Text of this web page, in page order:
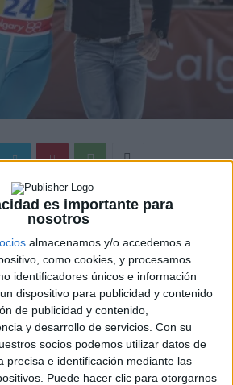
es importante para
nosotros
almacenamos y/o accedemos a
como cookies, y procesamos
identificadores únicos e información
dispositivo para publicidad y contenido
de publicidad y contenido,
y desarrollo de servicios. Con su
socios podemos utilizar datos de
precisa e identificación mediante las
Puede hacer clic para otorgarnos
presentado también durante la final
anuncio de
en hechos reales sobre Michael
Egerton
), un peculiar y valiente
que nunca dejó de creer en sí
una nación entera le excluía.
entrenador rebelde y carismático
Jackman), Eddie consigue ganarse